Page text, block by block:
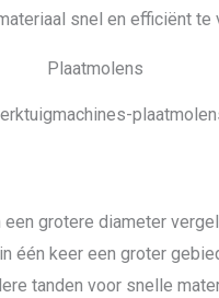
snel en efficiënt te
grotere diameter
één keer een groter
tanden voor snelle